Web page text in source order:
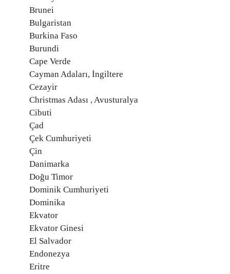
Brunei
Bulgaristan
Burkina Faso
Burundi
Cape Verde
Cayman Adaları, İngiltere
Cezayir
Christmas Adası , Avusturalya
Cibuti
Çad
Çek Cumhuriyeti
Çin
Danimarka
Doğu Timor
Dominik Cumhuriyeti
Dominika
Ekvator
Ekvator Ginesi
El Salvador
Endonezya
Eritre